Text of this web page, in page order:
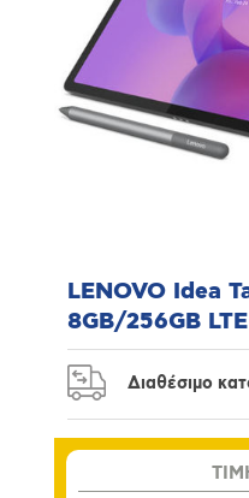
LENOVO Idea
8GB/256GB
Διαθέσιμο